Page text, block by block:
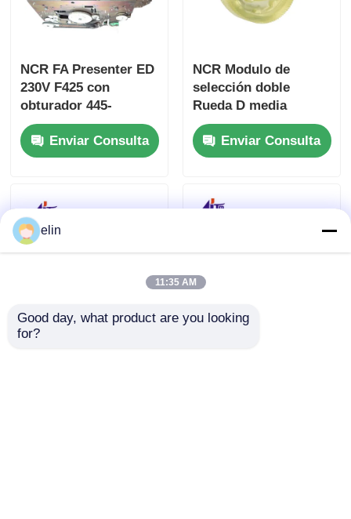
NCR FA Presenter ED
230V F425 con
obturador 445-
0647862 4450647862
Enviar Consulta
NCR Modulo de
selección doble
Rueda D media
redonda 277-0008939
445-0737509 445-
0592170
Enviar Consulta
elin
11:35 AM
Good day, what product are you looking
for?